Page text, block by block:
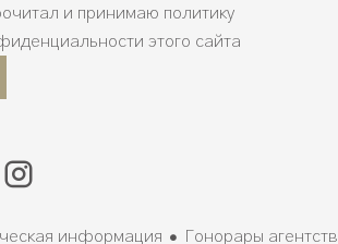
и принимаю политику
этого сайта
информация Гонорары агентств